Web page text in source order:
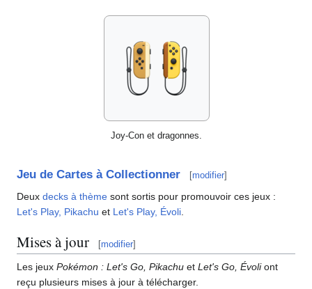
Joy-Con et dragonnes.
Jeu de Cartes à Collectionner [modifier]
Deux decks à thème sont sortis pour promouvoir ces jeux :
Let's Play, Pikachu et Let's Play, Évoli
Mises à jour [modifier]
Les jeux Pokémon : Let's Go, Pikachu et Let's Go, Évoliont
reçu plusieurs mises à jour à télécharger.